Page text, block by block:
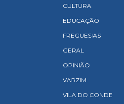
CULTURA
EDUCAÇÃO
FREGUESIAS
GERAL
OPINIÃO
VARZIM
VILA DO CONDE